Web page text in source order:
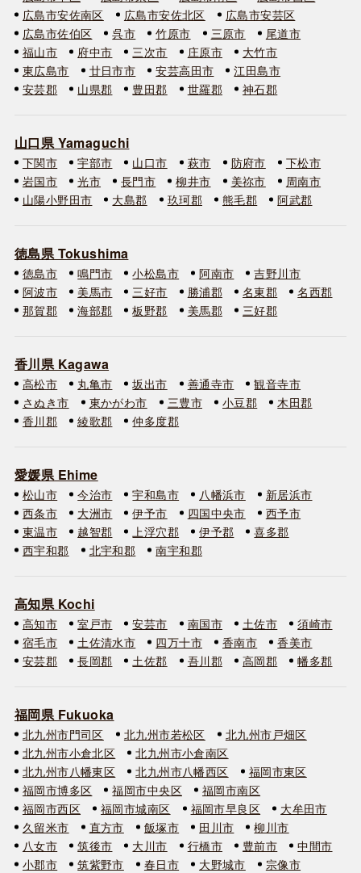
広島市安佐南区
広島市安佐北区
広島市安芸区
広島市佐伯区
呉市 竹原市 三原市
尾道市
福山市
府中市 三次市 庄原市
大竹市
東広島市
廿日市市 安芸高田市
江田島市
安芸郡
山県郡 豊田郡 世羅郡 神石郡
山口県 Yamaguchi
下関市 宇部市 山口市 萩市 防府市
下松市
岩国市
光市 長門市 柳井市 美祢市
周南市
山陽小野田市
大島郡 玖珂郡 熊毛郡 阿武郡
徳島県 Tokushima
徳島市 鳴門市 小松島市 阿南市
吉野川市
阿波市
美馬市 三好市 勝浦郡 名東郡
名西郡
那賀郡
海部郡 板野郡 美馬郡 三好郡
香川県 Kagawa
高松市 丸亀市 坂出市 善通寺市
観音寺市
さぬき市
東かがわ市 三豊市 小豆郡
木田郡
香川郡
綾歌郡 仲多度郡
愛媛県 Ehime
松山市 今治市 宇和島市 八幡浜市
新居浜市
西条市
大洲市 伊予市 四国中央市
西予市
東温市
越智郡 上浮穴郡 伊予郡
喜多郡
西宇和郡
北宇和郡 南宇和郡
高知県 Kochi
高知市 室戸市 安芸市 南国市 土佐市
須崎市
宿毛市
土佐清水市 四万十市 香南市
香美市
安芸郡
長岡郡 土佐郡 吾川郡 高岡郡 幡多郡
福岡県 Fukuoka
北九州市門司区 北九州市若松区
北九州市戸畑区
北九州市小倉北区
北九州市小倉南区
北九州市八幡東区
北九州市八幡西区
福岡市東区
福岡市博多区
福岡市中央区
福岡市南区
福岡市西区
福岡市城南区 福岡市早良区
大牟田市
久留米市
直方市 飯塚市 田川市
柳川市
八女市
筑後市 大川市 行橋市 豊前市
中間市
小郡市
筑紫野市 春日市 大野城市
宗像市